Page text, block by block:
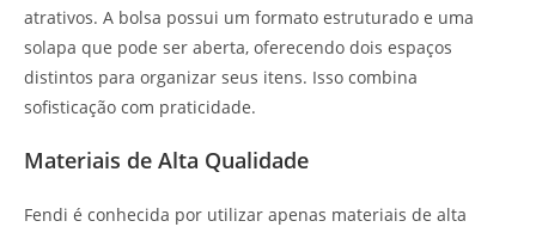
atrativos. A bolsa possui um formato estruturado e uma
solapa que pode ser aberta, oferecendo dois espaços
distintos para organizar seus itens. Isso combina
sofisticação com praticidade.
Materiais de Alta Qualidade
Fendi é conhecida por utilizar apenas materiais de alta